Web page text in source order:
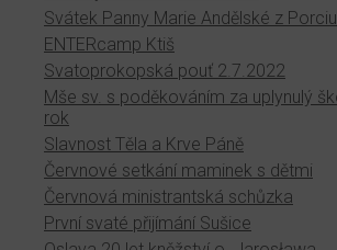
Svátek Panny Marie Andělské z
ENTERcamp Ktiš
Svatoprokopská pouť 2.7.2022
Mše sv. s poděkováním za uplynulý
rok
Slavnost Těla a Krve Páně
Červnové setkání maminek s dětmi
Červnová ministrantská schůzka
První svaté přijímání Sušice